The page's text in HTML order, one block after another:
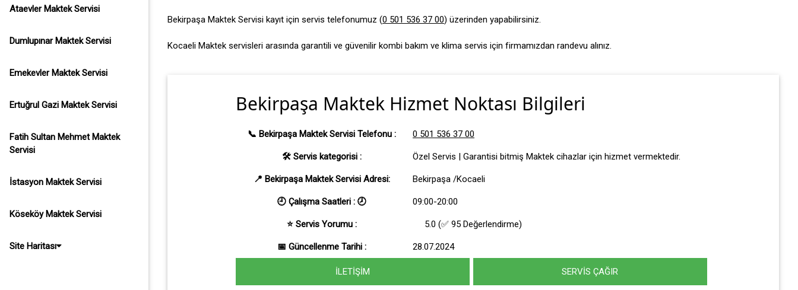
Ataevler Maktek Servisi
Dumlupınar Maktek Servisi
Emekevler Maktek Servisi
Ertuğrul Gazi Maktek Servisi
Fatih Sultan Mehmet Maktek
Servisi
İstasyon Maktek Servisi
Köseköy Maktek Servisi
Site Haritası
Bekirpaşa Maktek Servisi kayıt için servis telefonumuz (0 501 536 37 00) üzerinden yapabilirsiniz.
Kocaeli Maktek servisleri arasında garantili ve güvenilir kombi bakım ve klima servis için firmamızdan randevu alınız.
Bekirpaşa Maktek Hizmet Noktası Bilgileri
📞 Bekirpaşa Maktek Servisi Telefonu : 0 501 536 37 00
🛠 Servis kategorisi : Özel Servis | Garantisi bitmiş Maktek cihazlar için hizmet vermektedir.
📍 Bekirpaşa Maktek Servisi Adresi: Bekirpaşa /Kocaeli
🕘 Çalışma Saatleri : 🕗 09:00-20:00
⭐ Servis Yorumu : 5.0 (✅ 95 Değerlendirme)
📅 Güncellenme Tarihi : 28.07.2024
İLETİŞİM SERVİS ÇAĞIR